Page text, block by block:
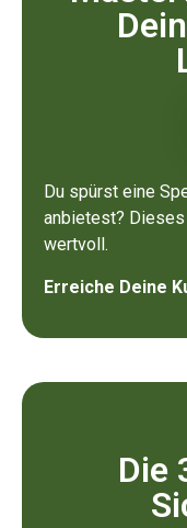
Du spürst eine
anbietest?
wertvoll.
Erreiche Deine
Die